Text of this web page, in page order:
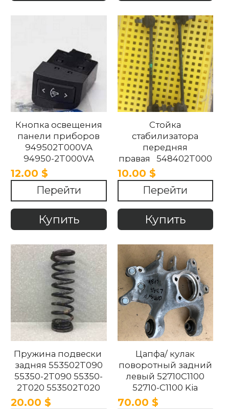
Кнопка освещения
панели приборов
949502T000VA
94950-2T000VA
949502T100VA
94950-2T100VA KIA
OPTIMA 2011-2018
12.00 $
Перейти
Купить
Стойка
стабилизатора
передняя
правая 548402T000
548402T000 KIA
OPTIMA 2011-2018
10.00 $
Перейти
Купить
Пружина подвески
задняя 553502T090
55350-2T090 55350-
2T020 553502T020
Kia Optima 2011-2018
20.00 $
Цапфа/ кулак
поворотный задний
левый 52710C1100
52710-C1100 Kia
Optima 2016-2021
70.00 $